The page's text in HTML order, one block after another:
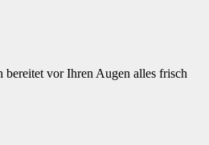
vor Ihren Augen alles frisch